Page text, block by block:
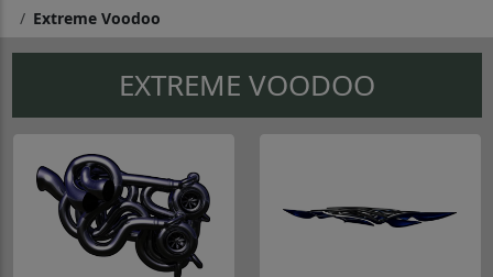
Extreme Voodoo
EXTREME VOODOO